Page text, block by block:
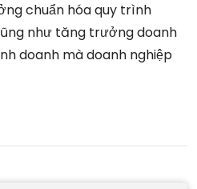
chuẩn hóa quy trình
như tăng trưởng doanh
doanh mà doanh nghiệp